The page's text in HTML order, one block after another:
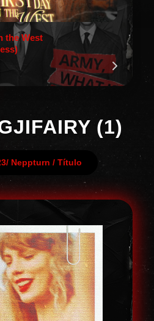
the West
(1)
/ Neppturn / Título